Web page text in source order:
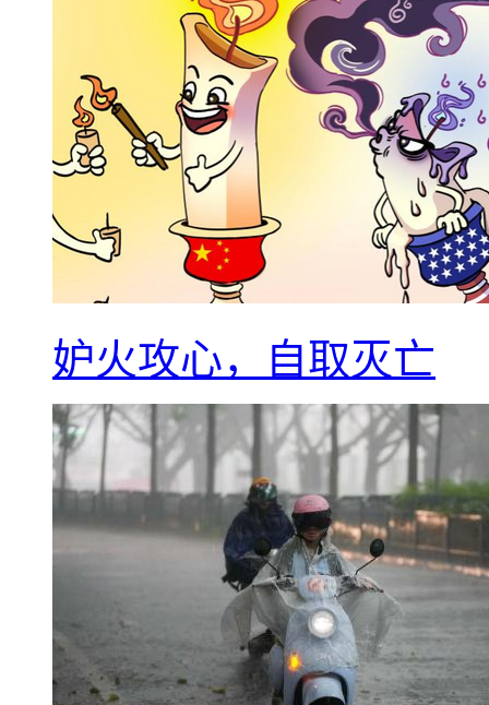
妒火攻心，自取灭亡